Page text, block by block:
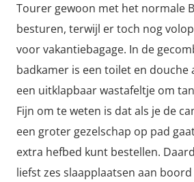
Tourer gewoon met het normale
besturen, terwijl er toch nog
voor vakantiebagage. In de
badkamer is een toilet en douche
een uitklapbaar wastafeltje om
Fijn om te weten is dat als je de
een groter gezelschap op pad
extra hefbed kunt bestellen.
liefst zes slaapplaatsen aan